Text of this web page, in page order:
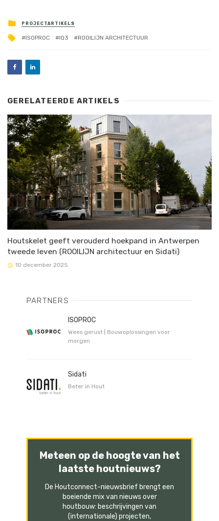
PROJECTARTIKELS
ISOPROC IQ3 ROOILIJN ARCHITECTUUR
GERELATEERDE ARTIKELS
Houtskelet geeft verouderd hoekpand in Antwerpen
tweede leven (ROOILIJN architectuur en Sidati)
10 december 2025
PARTNERS
ISOPROC
Wees gerust | Bouwoplossingen voor
morgen
Sidati
Beter in Hout
Meteen op de hoogte van het
laatste houtnieuws?
De Houtconnect-nieuwsbrief brengt een
boeiende mix van nieuws over
houtbouw: beschrijvingen van
(internationale) projecten,